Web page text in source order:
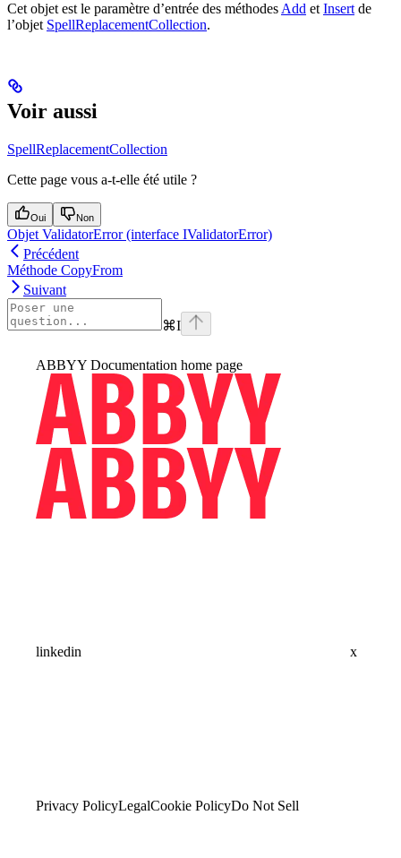
Cet objet est le paramètre d’entrée des méthodes Add et Insert de
l’objet SpellReplacementCollection.
Voir aussi
SpellReplacementCollection
Cette page vous a-t-elle été utile ?
Oui Non
Objet ValidatorError (interface IValidatorError)
Précédent
Méthode CopyFrom
Suivant
⌘I
ABBYY Documentation home page
linkedin x
Privacy PolicyLegalCookie PolicyDo Not Sell